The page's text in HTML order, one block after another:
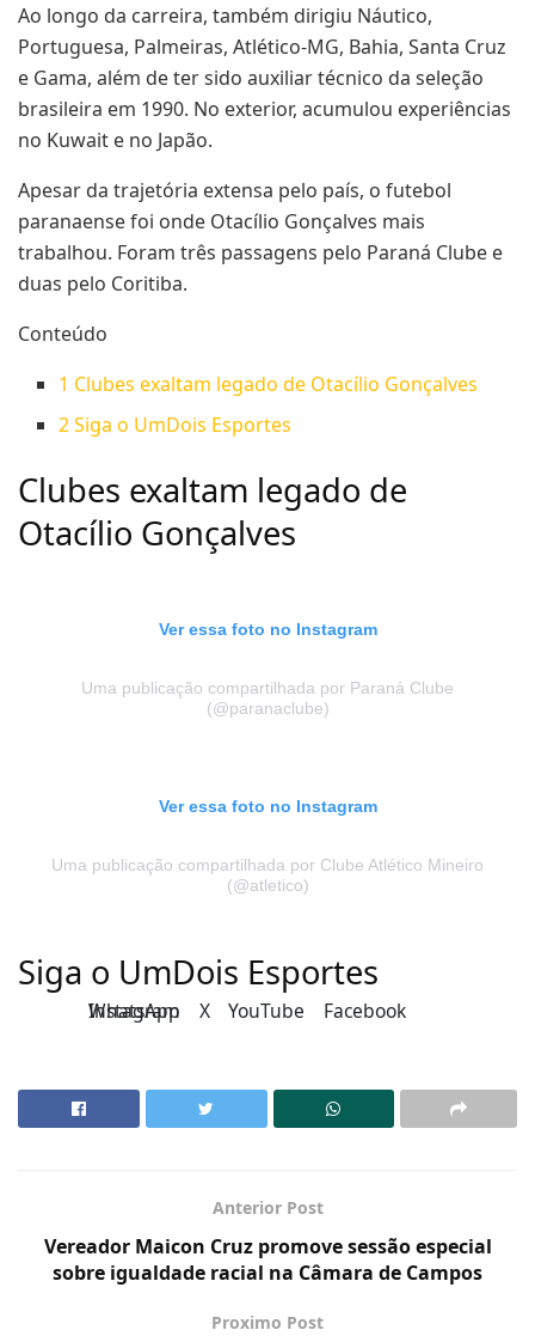
Ao longo da carreira, também dirigiu Náutico,
Portuguesa, Palmeiras, Atlético-MG, Bahia, Santa Cruz
e Gama, além de ter sido auxiliar técnico da seleção
brasileira em 1990. No exterior, acumulou experiências
no Kuwait e no Japão.
Apesar da trajetória extensa pelo país, o futebol
paranaense foi onde Otacílio Gonçalves mais
trabalhou. Foram três passagens pelo Paraná Clube e
duas pelo Coritiba.
Conteúdo
1 Clubes exaltam legado de Otacílio Gonçalves
2Siga o UmDois Esportes
Clubes exaltam legado de
Otacílio Gonçalves
Ver essa foto no Instagram
Uma publicação compartilhada por Paraná Clube
(@paranaclube)
Ver essa foto no Instagram
Uma publicação compartilhada por Clube Atlético Mineiro
(@atletico)
Siga o UmDois Esportes
Instagram X YouTube Facebook
WhatsApp
Anterior Post
Vereador Maicon Cruz promove sessão especial
sobre igualdade racial na Câmara de Campos
Proximo Post